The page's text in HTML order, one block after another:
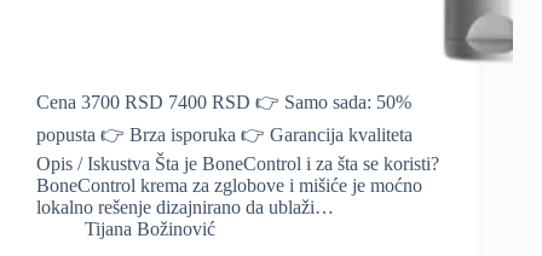
Cena 3700 RSD 7400 RSD 👉 Samo sada: 50%
popusta 👉 Brza isporuka 👉 Garancija kvaliteta
Opis / Iskustva Šta je BoneControl i za šta se koristi?
BoneControl krema za zglobove i mišiće je moćno
lokalno rešenje dizajnirano da ublaži…
Tijana Božinović